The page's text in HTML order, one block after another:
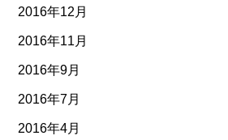
2016年12月
2016年11月
2016年9月
2016年7月
2016年4月